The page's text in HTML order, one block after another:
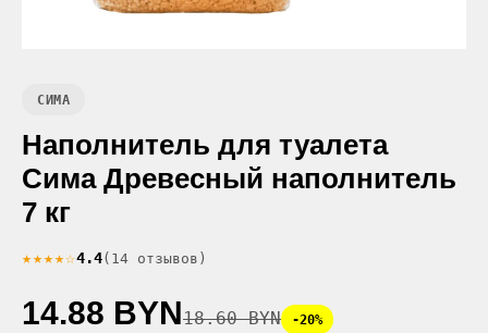
СИМА
Наполнитель для туалета
Сима Древесный наполнитель
7 кг
★★★★☆4.4(14 отзывов)
14.88 BYN18.60 BYN -20%